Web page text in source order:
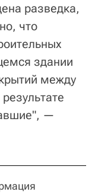
разведка,
что
здании
между
—